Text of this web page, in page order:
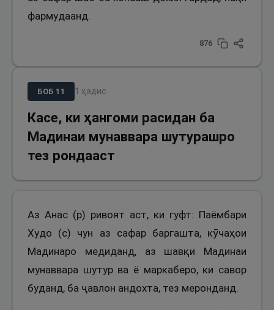
фармудаанд.
876
БОБ 11 1 ҳадис
Касе, ки ҳангоми расидан ба
Мадинаи мунаввара шутурашро
тез рондааст
Аз Анас (р) ривоят аст, ки гуфт: Паёмбари
Худо (с) чун аз сафар баргашта, кӯчаҳои
Мадинаро медиданд, аз шавқи Мадинаи
мунаввара шутур ва ё маркаберо, ки савор
буданд, ба ҷавлон андохта, тез меронданд.